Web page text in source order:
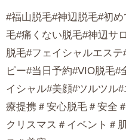
#福山脱毛#神辺脱毛#初
毛#痛くない脱毛#神辺サ
脱毛#フェイシャルエス
ピー#当日予約#VIO脱毛#
イシャル#美顔#ツルツル
療提携＃安心脱毛＃安全
クリスマス＃イベント＃